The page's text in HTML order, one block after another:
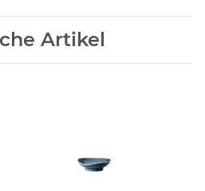
Artikel